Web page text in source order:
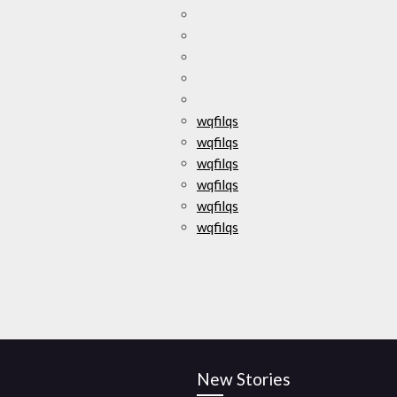
wqfilqs
wqfilqs
wqfilqs
wqfilqs
wqfilqs
wqfilqs
New Stories